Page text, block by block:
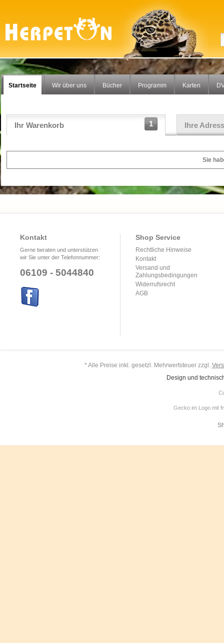
Startseite Wir über uns Bücher Programm Karten
1
Ihr Warenkorb Ihre
Sie
Kontakt
Gerne beraten und unterstützen
wir Sie unter der Telefonnummer:
06109 - 5044840
Shop Service
Rechtliche Hinweise
Kontakt
Versand und
Zahlungsbedingungen
Widerrufsrecht
AGB
* Alle Preise inkl. gesetzl. Mehrwertsteuer zzgl.
Design und
Gecko im Logo mit